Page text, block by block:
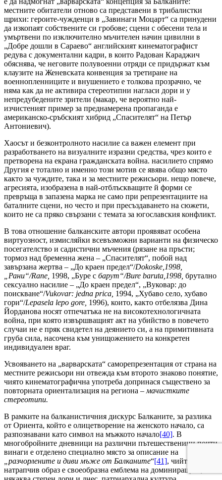
местните обитатели отново са представени в трибалистки
щрихи: героите-чужденци в „Завинаги Моцарт“ са принудени
да изкопаят собствените си гробове; сцени с обесени тела и
умъртвени по изключително мъчителен начин цивилни в
„Добре дошли в Сараево“ английският кинематографист
редува с документални кадри, в които Радован Караджич
обяснява, че неговите полувоенни отряди се придържат към
клаузите на Женевската конвенция за третиране на
военнопленниците и внушението е толкова прозрачно, че
няма как да не активира стереотипни нагласи дори и у
непредубедените зрители (макар, че вероятно най-
изчистеният пример за преднамерена пропаганда е
американско-сръбският хибрид „Спасителят“ на Петър
Антониевич).
Хаосът и безконтролното насилие са важен елемент при
разработването на визуалните изразни средства, чрез които е
претворена на екрана гражданската война. насилието спрямо
Другия е тотално и именно този мотив се явява общо място
както за чуждите, така и за местните режисьори. нещо повече,
агресията, изобразена в най-отблъскващите й форми се
превръща в запазена марка не само при репрезентациите на
баталните сцени, но често и при пресъздаването на сюжети,
които не са пряко свързани с темата за югославския конфликт.
В това отношение балканските автори проявяват особена
виртуозност, измисляйки всевъзможни варианти на физическо
посегателство и садистични мъчения (рязане на пръсти;
тормоз над бременна жена – „Спасителят“, побой над
завързана жертва – „До краен предел“/Dоkoske,1998,
„Рани“/Rane, 1998, „Буре с барут“/Bure baruta,1998, брутално
сексуално насилие – „До краен предел“, „Вуковар: до
поискване“/Vukovar: jedna prica, 1994, „Хубаво село, хубаво
гори“/Lepasela lepo gore, 1996), които, както отбелязва Дина
Йорданова носят отпечатъка не на високотехнологичната
война, при която извършващият акт на убийство в повечето
случаи не е пряк свидетел на деянието си, а на примитивната
груба сила, насочена към унищожението на конкретен
индивидуален враг.
Усвояването на „варварската“ саморепрезентация от страна на
местните режисьори ни отвежда към второто знаково понятие,
чиято кинематографична употреба допринася съществено за
повторната ориентализация на региона – мачистките
стереотипи.
В рамките на балканистичния дискурс Балканите, за разлика
от Ориента, който е олицетворение на женското начало, са
разпознавани като символ на мъжкото начало[40]. В
многобройните дневници на различни пътешественици почти
винаги е отделено специално място за описание на
„разчорлените и диви мъже от Балканите“[41], чийто
натрапчив образ е своеобразна емблема на доминиращата, в